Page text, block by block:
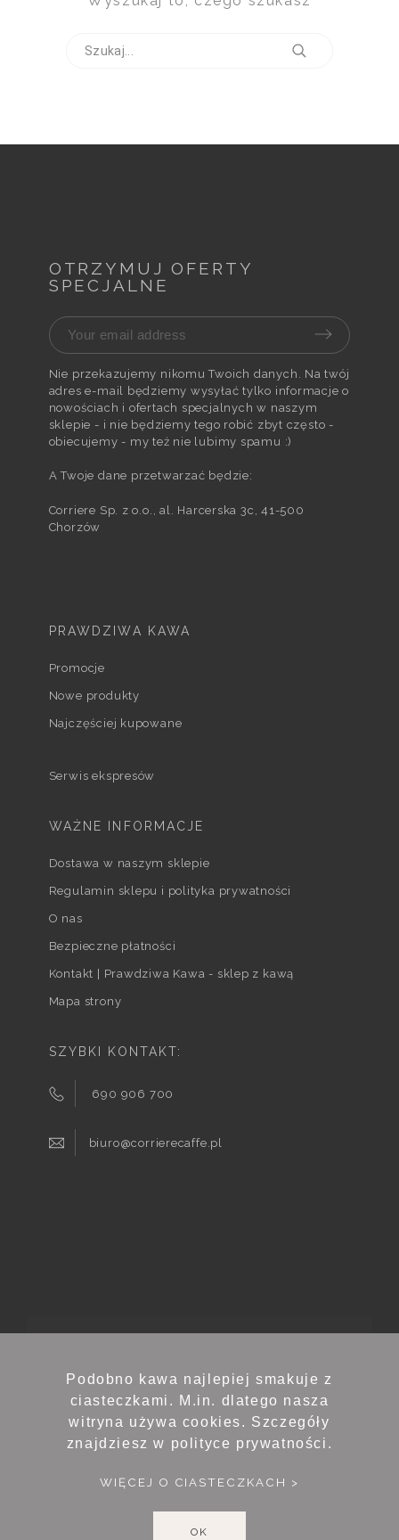
OTRZYMUJ OFERTY
SPECJALNE
Nie przekazujemy nikomu Twoich danych. Na twój
adres e-mail będziemy wysyłać tylko informacje o
nowościach i ofertach specjalnych w naszym
sklepie - i nie będziemy tego robić zbyt często -
obiecujemy - my też nie lubimy spamu :)
A Twoje dane przetwarzać będzie:
Corriere Sp. z o.o., al. Harcerska 3c, 41-500
Chorzów
PRAWDZIWA KAWA
Promocje
Nowe produkty
Najczęściej kupowane
Serwis ekspresów
WAŻNE INFORMACJE
Dostawa w naszym sklepie
Regulamin sklepu i polityka prywatności
O nas
Bezpieczne płatności
Kontakt | Prawdziwa Kawa - sklep z kawą
Mapa strony
SZYBKI KONTAKT:
690 906 700
biuro@corrierecaffe.pl
Podobno kawa najlepiej smakuje z
ciasteczkami. M.in. dlatego nasza
witryna używa cookies. Szczegóły
znajdziesz w polityce prywatności.
WIĘCEJ O CIASTECZKACH >
OK